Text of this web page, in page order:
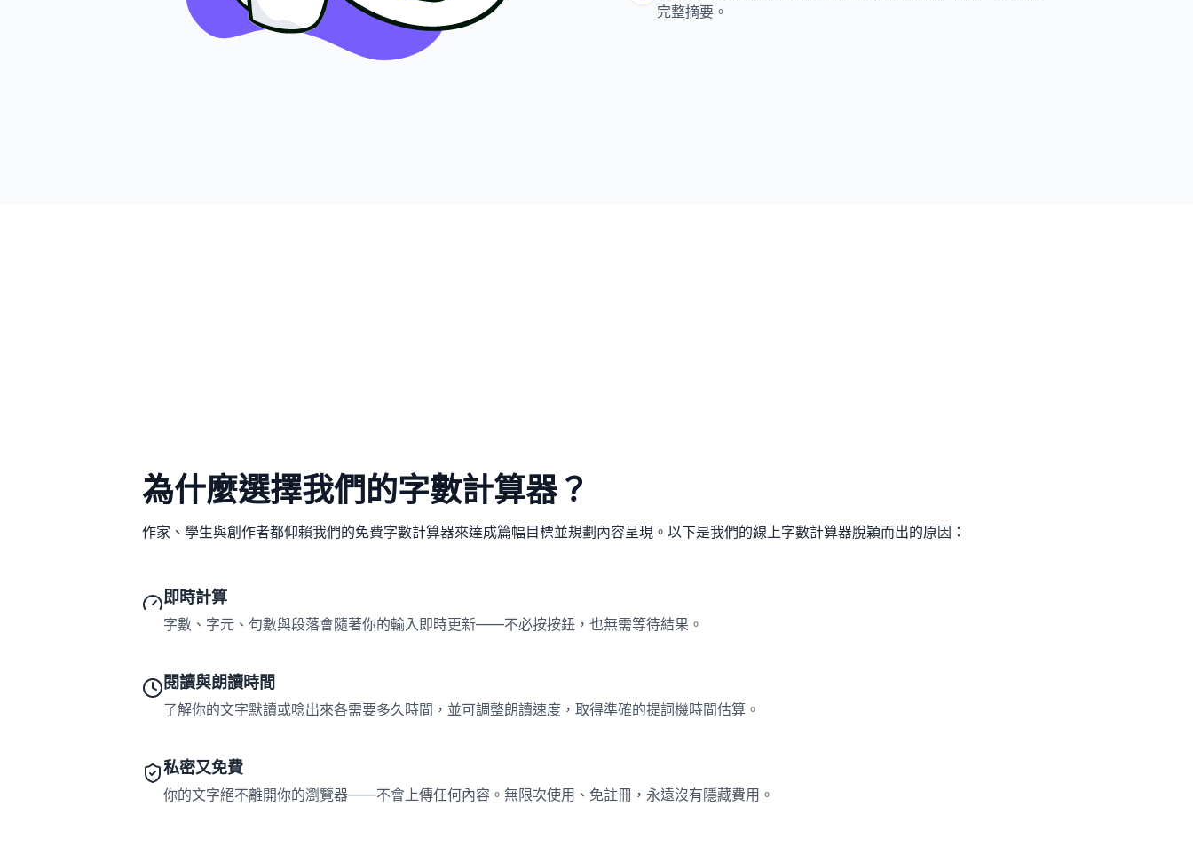
完整摘要。
為什麼選擇我們的字數計算器？
作家、學生與創作者都仰賴我們的免費字數計算器來達成篇幅目標並規劃內容呈現。以下是我們的線上字數計算器脫穎而出的原因：
即時計算
字數、字元、句數與段落會隨著你的輸入即時更新——不必按按鈕，也無需等待結果。
閱讀與朗讀時間
了解你的文字默讀或唸出來各需要多久時間，並可調整朗讀速度，取得準確的提詞機時間估算。
私密又免費
你的文字絕不離開你的瀏覽器——不會上傳任何內容。無限次使用、免註冊，永遠沒有隱藏費用。